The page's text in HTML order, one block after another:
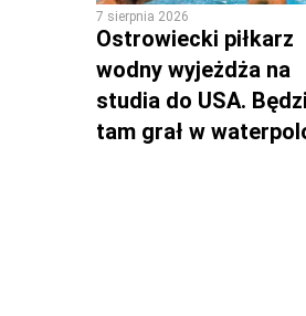
7 sierpnia 2026
Ostrowiecki piłkarz
wodny wyjeżdża na
studia do USA.
tam grał w